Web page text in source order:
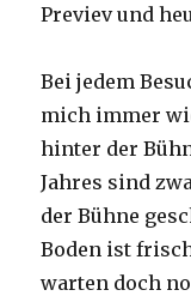
Previev und
Bei jedem
mich immer
hinter der
Jahres sind
der Bühne
Boden ist
warten doch